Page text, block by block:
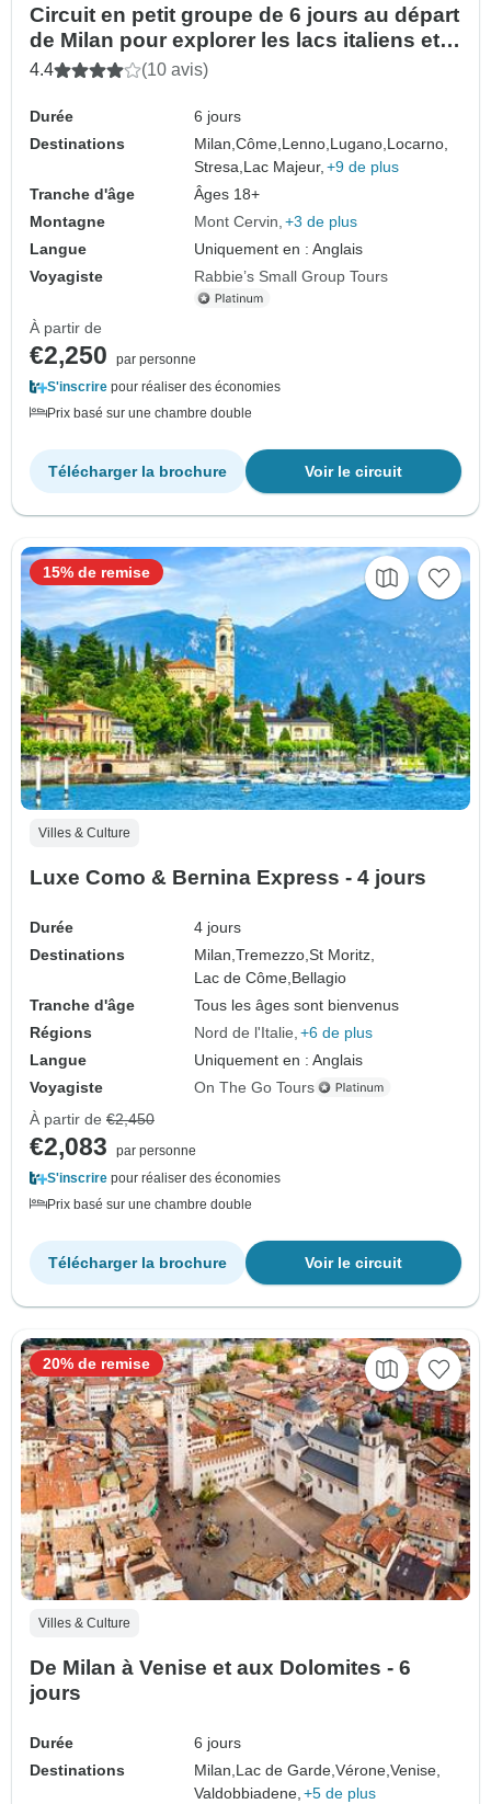
Circuit en petit groupe de 6 jours au départ
de Milan pour explorer les lacs italiens et
les Alpes suisses
4.4 (10 avis)
Durée
6 jours
Destinations
Milan,Côme,Lenno,Lugano,Locarno,
Stresa,Lac Majeur, +9 de plus
Tranche d'âge
Âges 18+
Montagne
Mont Cervin +3 de plus
Langue
Uniquement en : Anglais
Voyagiste
Rabbie’s Small Group Tours
À partir de
€2,250
par personne
S'inscrire pour réaliser des économies
Prix basé sur une chambre double
Voir le circuit
Télécharger la brochure
Villes & Culture
Luxe Como & Bernina Express - 4 jours
Durée
4 jours
Destinations
Milan,Tremezzo,St Moritz,
Lac de Côme, Bellagio
Tranche d'âge
Tous les âges sont bienvenus
Régions
Nord de l'Italie +6 de plus
Langue
Uniquement en : Anglais
Voyagiste
On The Go Tours
15% de remise
À partir de €2,450
€2,083
par personne
S'inscrire pour réaliser des économies
Prix basé sur une chambre double
Voir le circuit
Télécharger la brochure
Villes & Culture
De Milan à Venise et aux Dolomites - 6
jours
Durée
6 jours
Destinations
Milan, Lac de Garde,Vérone,Venise,
Valdobbiadene, +5 de plus
20% de remise